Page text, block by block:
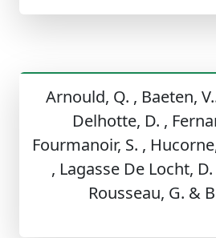
Arnould, Q. , Baeten,
Delhotte, D. ,
Fourmanoir, S. ,
, Lagasse De Locht,
Rousseau, G. &